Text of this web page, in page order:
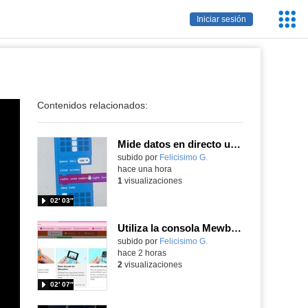
Iniciar sesión
Contenidos relacionados:
Mide datos en directo usando tu placa microbit y programando con MakeCode dos placas conectadas por radio
Contenido educativo.
subido por Felicisimo G.
02′ 03″
hace una hora
1 visualizaciones
Utiliza la consola Mewbit de Kittenbot para llevar tus juegos arcade de MakeCode a tu mano
Contenido educativo.
subido por Felicisimo G.
02′ 07″
hace 2 horas
2 visualizaciones